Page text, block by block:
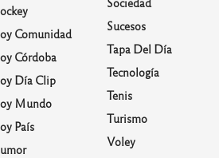
Comunidad
Córdoba
Día Clip
Mundo
País
Sucesos
Tapa Del Día
Tecnología
Tenis
Turismo
Voley